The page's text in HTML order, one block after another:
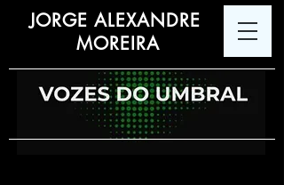
JORGE ALEXANDRE
MOREIRA